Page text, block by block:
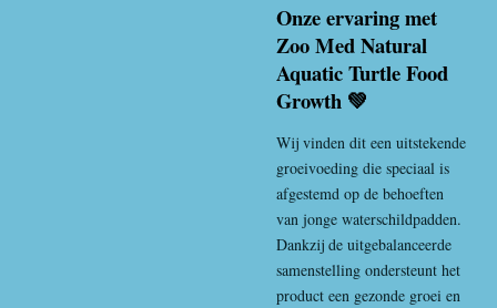
Onze ervaring met
Zoo Med Natural
Aquatic Turtle Food
Growth 💚
Wij vinden dit een uitstekende
groeivoeding die speciaal is
afgestemd op de behoeften
van jonge waterschildpadden.
Dankzij de uitgebalanceerde
samenstelling ondersteunt het
product een gezonde groei en